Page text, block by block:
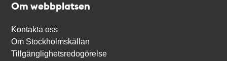
Om webbplatsen
Kontakta oss
Om Stockholmskällan
Tillgänglighetsredogörelse